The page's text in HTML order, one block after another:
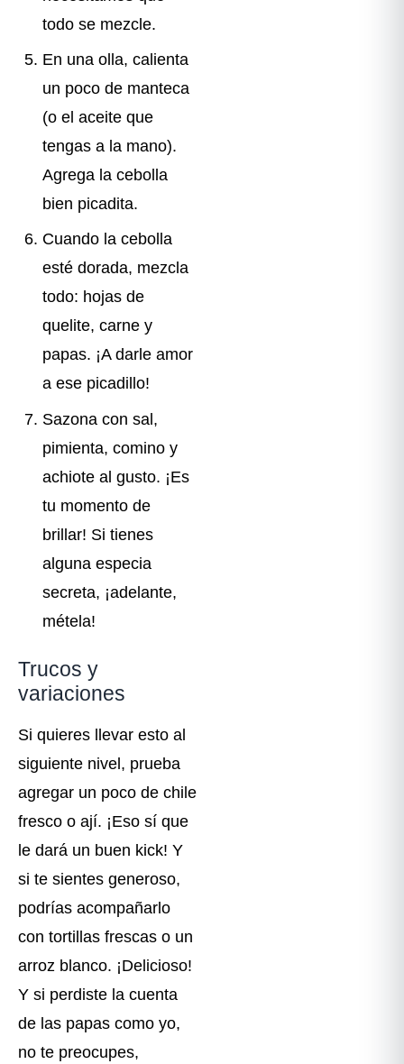
todo se mezcle.
En una olla, calienta
un poco de manteca
(o el aceite que
tengas a la mano).
Agrega la cebolla
bien picadita.
Cuando la cebolla
esté dorada, mezcla
todo: hojas de
quelite, carne y
papas. ¡A darle amor
a ese picadillo!
Sazona con sal,
pimienta, comino y
achiote al gusto. ¡Es
tu momento de
brillar! Si tienes
alguna especia
secreta, ¡adelante,
métela!
Trucos y
variaciones
Si quieres llevar esto al
siguiente nivel, prueba
agregar un poco de chile
fresco o ají. ¡Eso sí que
le dará un buen kick! Y
si te sientes generoso,
podrías acompañarlo
con tortillas frescas o un
arroz blanco. ¡Delicioso!
Y si perdiste la cuenta
de las papas como yo,
no te preocupes,